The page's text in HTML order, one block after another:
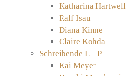
Katharina Hartwell
Ralf Isau
Diana Kinne
Claire Kohda
Schreibende L – P
Kai Meyer